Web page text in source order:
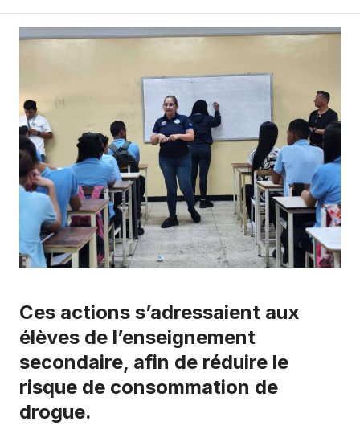
Ces actions s’adressaient aux
élèves de l’enseignement
secondaire, afin de réduire le
risque de consommation de
drogue.